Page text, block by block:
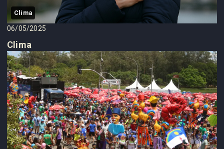
Clima
06/05/2025
Clima